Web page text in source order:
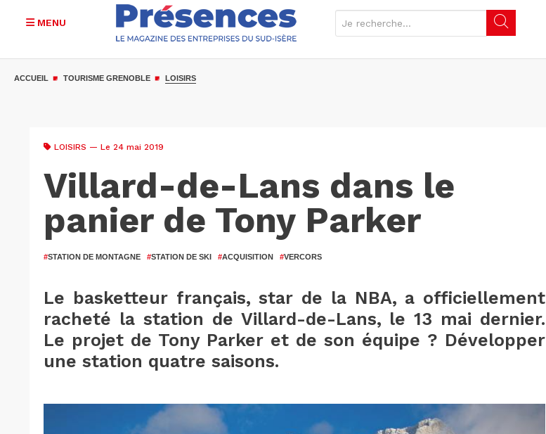
MENU
ACCUEIL TOURISME GRENOBLE LOISIRS
LOISIRS — Le 24 mai 2019
Villard-de-Lans dans le
panier de Tony Parker
#STATION DE MONTAGNE #STATION DE SKI #ACQUISITION #VERCORS
Le basketteur français, star de la NBA, a officiellement
racheté la station de Villard-de-Lans, le 13 mai dernier.
Le projet de Tony Parker et de son équipe ? Développer
une station quatre saisons.